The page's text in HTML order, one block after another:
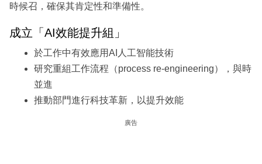
時候召，確保其肯定性和準備性。
成立「AI效能提升組」
於工作中有效應用AI人工智能技術
研究重組工作流程（process re-engineering），與時
並進
推動部門進行科技革新，以提升效能
廣告